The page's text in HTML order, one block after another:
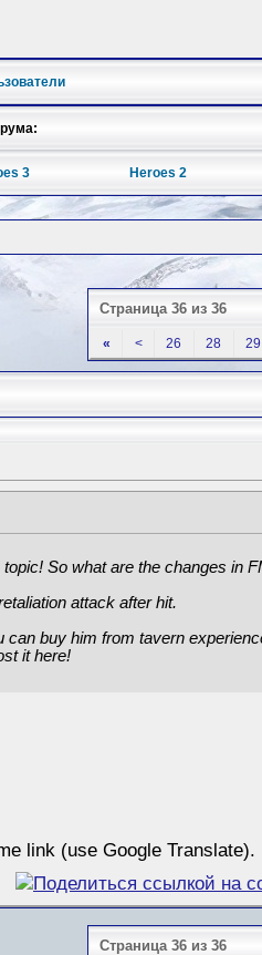
3 Heroes 2
Страница 36 из 36
« < 26 28 29
So what are the changes in
attack after hit.
buy him from tavern
it here!
link (use Google Translate).
Страница 36 из 36